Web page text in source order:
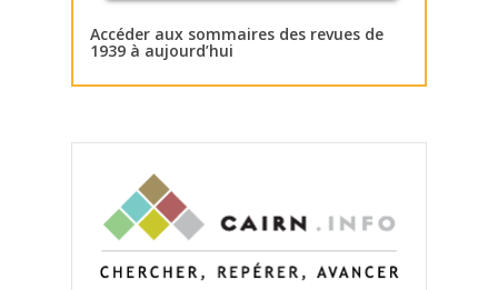
Accéder aux sommaires des revues de
1939 à aujourd’hui